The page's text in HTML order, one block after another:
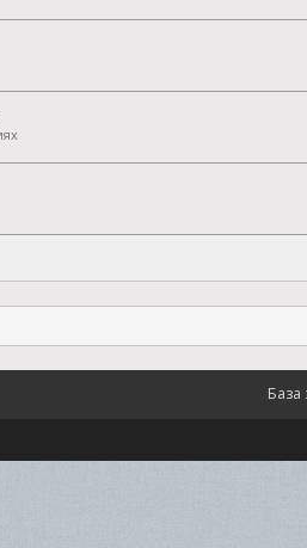
База